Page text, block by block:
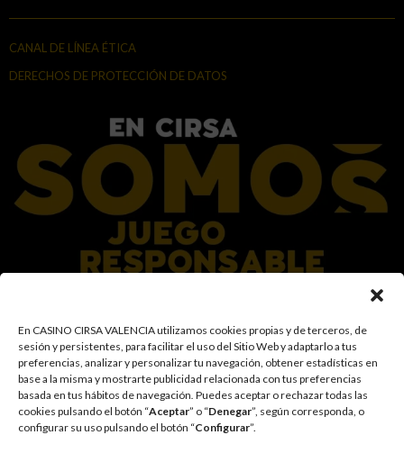
En CASINO CIRSA VALENCIA utilizamos cookies propias y de terceros, de
sesión y persistentes, para facilitar el uso del Sitio Web y adaptarlo a tus
preferencias, analizar y personalizar tu navegación, obtener estadísticas en
base a la misma y mostrarte publicidad relacionada con tus preferencias
basada en tus hábitos de navegación. Puedes aceptar o rechazar todas las
cookies pulsando el botón “Aceptar” o “Denegar”, según corresponda, o
configurar su uso pulsando el botón “Configurar”.
CANAL DE LÍNEA ÉTICA
DERECHOS DE PROTECCIÓN DE DATOS
En el Grupo CIRSA promovemos una actitud responsable hacia el juego,
garantizando un entorno seguro y transparente para nuestros clientes y
facilitamos medidas e información para que el juego sea siempre diversión y
entretenimiento, sin utilizarse como vía para afrontar problemas económicos
o emocionales. El acceso está prohibido a menores de 18 años y a las
personas con acceso restringido conforme a los registros de prohibición y/o
autoexclusión que resulten aplicables. También trabajamos para reforzar una
cultura de prevención y concienciación sobre los posibles trastornos